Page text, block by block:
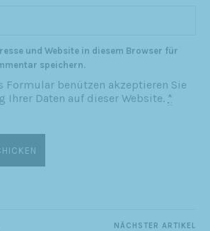
und Website in diesem Browser für
speichern.
Formular benützen akzeptieren Sie
Ihrer Daten auf dieser Website. *
NÄCHSTER ARTIKEL